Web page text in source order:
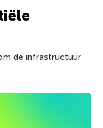
de infrastructuur